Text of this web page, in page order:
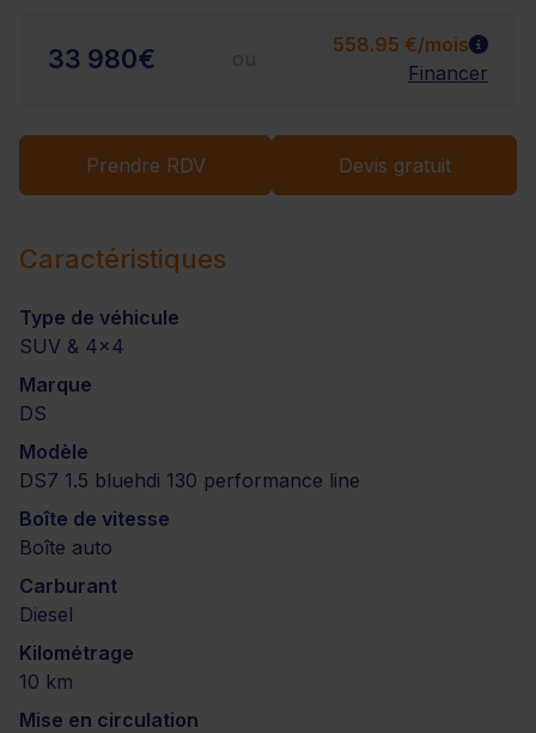
33 980€
558.95 €/mois
Financer
Prendre RDV Devis gratuit
Caractéristiques
Type de véhicule
SUV & 4x4
Marque
DS
Modèle
DS7 1.5 bluehdi 130 performance line
Boîte de vitesse
Boîte auto
Carburant
Diesel
Kilométrage
10 km
Mise en circulation